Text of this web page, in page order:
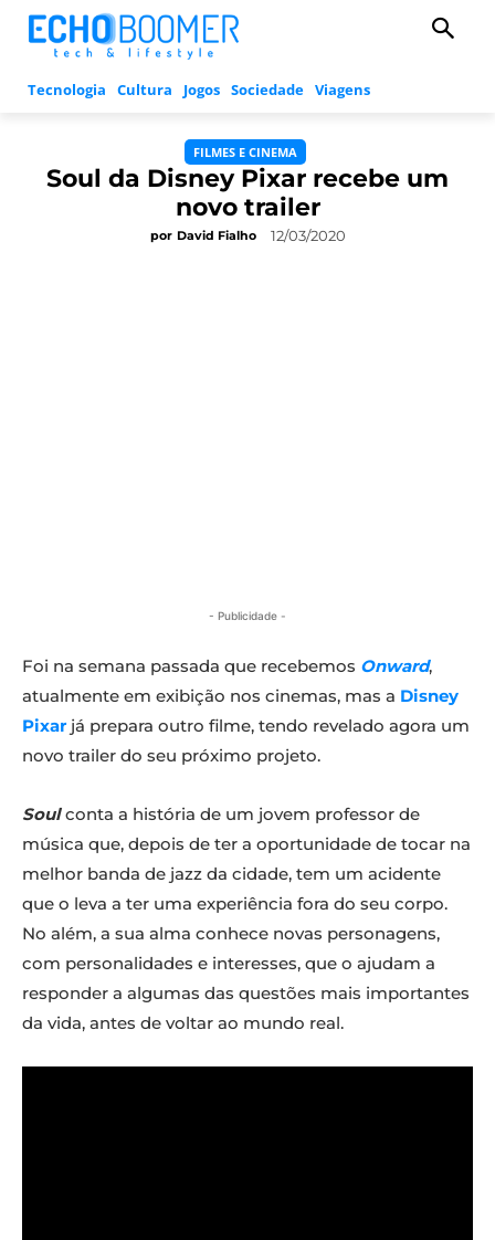
Tecnologia Cultura Jogos Sociedade Viagens
FILMES E CINEMA
Soul da Disney Pixar recebe um
novo trailer
por David Fialho 12/03/2020
- Publicidade -
Foi na semana passada que recebemos Onward,
atualmente em exibição nos cinemas, mas a Disney
Pixarjá prepara outro filme, tendo revelado agora um
novo trailer do seu próximo projeto.
Soulconta a história de um jovem professor de
música que, depois de ter a oportunidade de tocar na
melhor banda de jazz da cidade, tem um acidente
que o leva a ter uma experiência fora do seu corpo.
No além, a sua alma conhece novas personagens,
com personalidades e interesses, que o ajudam a
responder a algumas das questões mais importantes
da vida, antes de voltar ao mundo real.